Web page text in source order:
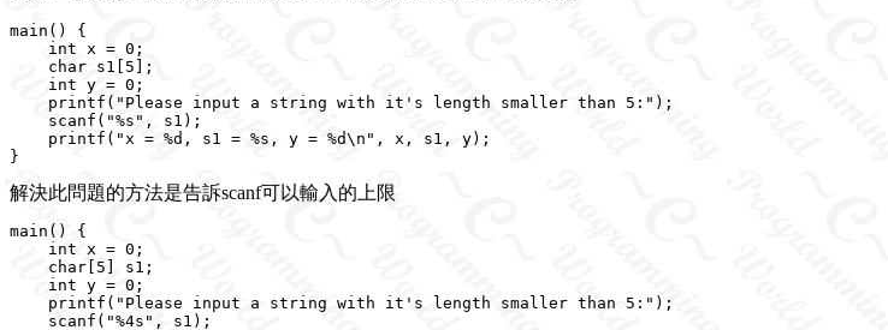
main() {
    int x = 0;
    char s1[5];
    int y = 0;
    printf("Please input a string with it's length smaller than 5:");
    scanf("%s", s1);
    printf("x = %d, s1 = %s, y = %d\n", x, s1, y);
解決此問題的方法是告訴scanf可以輸入的上限
main() {
    int x = 0;
    char[5] s1;
    int y = 0;
    printf("Please input a string with it's length smaller than 5:");
    scanf("%4s", s1);